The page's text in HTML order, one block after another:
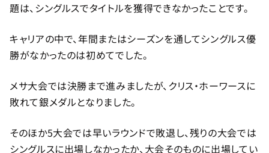
題は、シングルスでタイトルを獲得できなかったことです。
キャリアの中で、年間またはシーズンを通してシングルス優
勝がなかったのは初めてでした。
メサ大会では決勝まで進みましたが、クリス・ホーワースに
敗れて銀メダルとなりました。
そのほか5大会では早いラウンドで敗退し、残りの大会では
シングルスに出場しなかったか、大会そのものに出場してい